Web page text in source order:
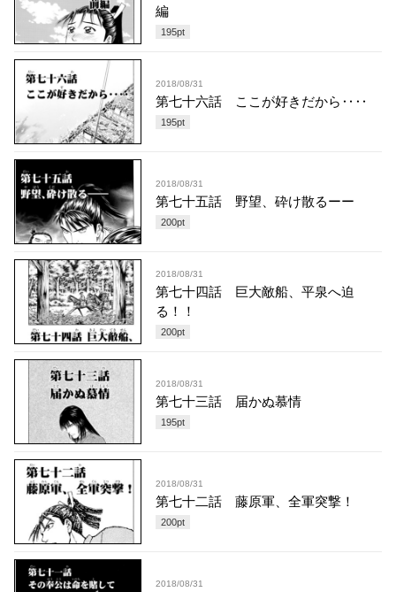
編
195pt
2018/08/31
第七十六話 ここが好きだから‥‥
195pt
2018/08/31
第七十五話 野望、砕け散るーー
200pt
2018/08/31
第七十四話 巨大敵船、平泉へ迫
る！！
200pt
2018/08/31
第七十三話 届かぬ慕情
195pt
2018/08/31
第七十二話 藤原軍、全軍突撃！
200pt
2018/08/31